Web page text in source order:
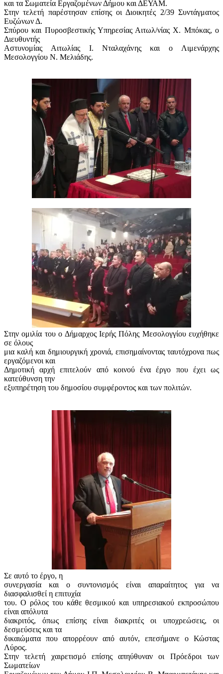
και τα Σωματεία Εργαζομένων Δήμου και ΔΕΥΑΜ.
Στην τελετή παρέστησαν επίσης οι Διοικητές 2/39 Συντάγματος
Ευζώνων Δ.
Σπύρου και Πυροσβεστικής Υπηρεσίας Αιτωλ/νίας Χ. Μπόκας, ο
Διευθυντής
Αστυνομίας Αιτωλίας Ι. Νταλαχάνης και ο Λιμενάρχης
Μεσολογγίου Ν. Μελιάδης.
Στην ομιλία του ο Δήμαρχος Ιερής Πόλης Μεσολογγίου ευχήθηκε
σε όλους
μια καλή και δημιουργική χρονιά, επισημαίνοντας ταυτόχρονα πως
εργαζόμενοι και
Δημοτική αρχή επιτελούν από κοινού ένα έργο που έχει ως
κατεύθυνση την
εξυπηρέτηση του δημοσίου συμφέροντος και των πολιτών.
Σε αυτό το έργο, η
συνεργασία και ο συντονισμός είναι απαραίτητος για να
διασφαλισθεί η επιτυχία
του. Ο ρόλος του κάθε θεσμικού και υπηρεσιακού εκπροσώπου
είναι απόλυτα
διακριτός, όπως επίσης είναι διακριτές οι υποχρεώσεις, οι
δεσμεύσεις και τα
δικαιώματα που απορρέουν από αυτόν, επεσήμανε ο Κώστας
Λύρος.
Στην τελετή χαιρετισμό επίσης απηύθυναν οι Πρόεδροι των
Σωματείων